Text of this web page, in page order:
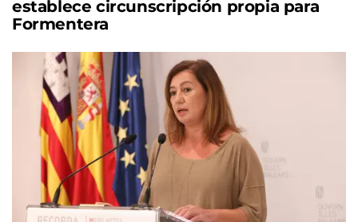
establece circunscripción propia para
Formentera